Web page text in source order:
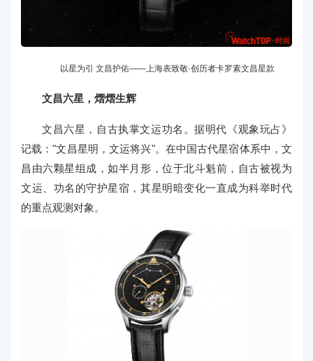
以星为引 文昌护佑——上海表致敬·创历者卡罗素文昌星款
文昌六星，熠熠生辉
文昌六星，自古执掌文运功名。据明代《观象玩占》
记载："文昌星明，文运将兴"。在中国古代星宿体系中，文
昌由六颗星组成，如半月形，位于北斗魁前，自古被视为
文运、功名的守护星宿，其星明暗变化一直成为科举时代
的重点观测对象。